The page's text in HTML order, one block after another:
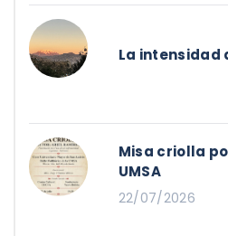
La intensidad
Misa criolla
UMSA
22/07/2026